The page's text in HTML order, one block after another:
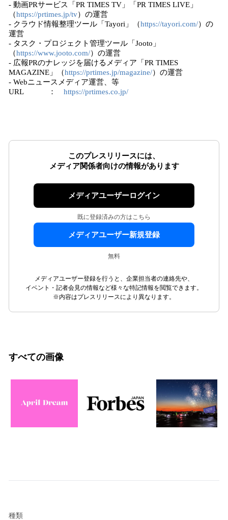
- 動画PRサービス「PR TIMES TV」「PR TIMES LIVE」
（https://prtimes.jp/tv）の運営
- クラウド情報整理ツール「Tayori」（https://tayori.com/）の
運営
- タスク・プロジェクト管理ツール「Jooto」
（https://www.jooto.com/）の運営
- 広報PRのナレッジを届けるメディア「PR TIMES
MAGAZINE」（https://prtimes.jp/magazine/）の運営
- Webニュースメディア運営、等
URL ： https://prtimes.co.jp/
このプレスリリースには、
メディア関係者向けの情報があります
メディアユーザーログイン
既に登録済みの方はこちら
メディアユーザー新規登録
無料
メディアユーザー登録を行うと、企業担当者の連絡先や、
イベント・記者会見の情報など様々な特記情報を閲覧できます。
※内容はプレスリリースにより異なります。
すべての画像
種類